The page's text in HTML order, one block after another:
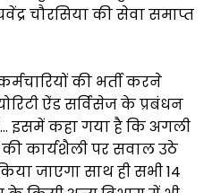
चौरसिया की सेवा समाप्त
की भर्ती करने
ऐंड सर्विसेज के प्रबंधन
इसमें कहा गया है कि अगली
की कार्यशैली पर सवाल उठे
जाएगा साथ ही सभी 14